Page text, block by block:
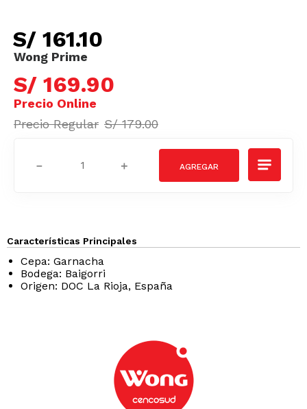
S/ 161.10
S/ 169.90
S/ 179.00
＋
－
Características Principales
Cepa: Garnacha
Bodega: Baigorri
Origen: DOC La Rioja, España